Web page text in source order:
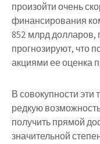
произойти очень
финансирования
852 млрд долларов,
прогнозируют, что
акциями ее оценка
В совокупности
редкую
получить прямой
значительной